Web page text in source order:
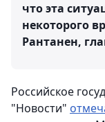
что эта
некоторого
Рантанен,
Российское
"Новости"